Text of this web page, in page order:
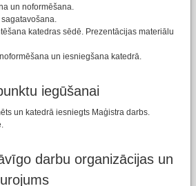
un noformēšana.
katedras sēdē. Prezentācijas materiālu
un iesniegšana katedrā.
iegūšanai
un katedrā iesniegts Maģistra darbs.
darbu organizācijas un